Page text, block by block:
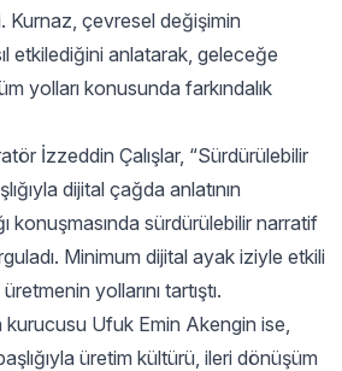
Kurnaz, çevresel değişimin
etkilediğini anlatarak, geleceğe
yolları konusunda farkındalık
İzzeddin Çalışlar, “Sürdürülebilir
dijital çağda anlatının
konuşmasında sürdürülebilir narratif
Minimum dijital ayak iziyle etkili
yollarını tartıştı.
kurucusu Ufuk Emin Akengin ise,
üretim kültürü, ileri dönüşüm